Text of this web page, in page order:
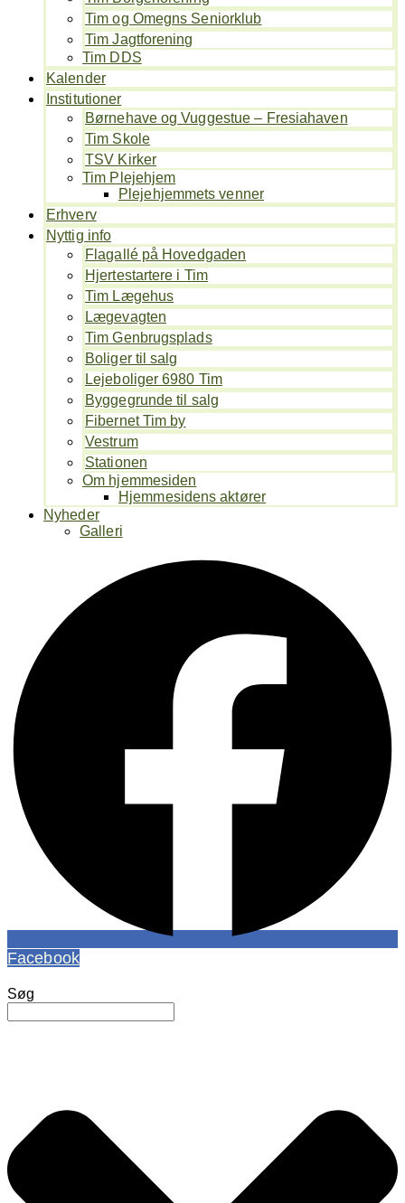
Tim og Omegns Seniorklub
Tim Jagtforening
Tim DDS
Kalender
Institutioner
Børnehave og Vuggestue – Fresiahaven
Tim Skole
TSV Kirker
Tim Plejehjem
Plejehjemmets venner
Erhverv
Nyttig info
Flagallé på Hovedgaden
Hjertestartere i Tim
Tim Lægehus
Lægevagten
Tim Genbrugsplads
Boliger til salg
Lejeboliger 6980 Tim
Byggegrunde til salg
Fibernet Tim by
Vestrum
Stationen
Om hjemmesiden
Hjemmesidens aktører
Nyheder
Galleri
Facebook
Søg